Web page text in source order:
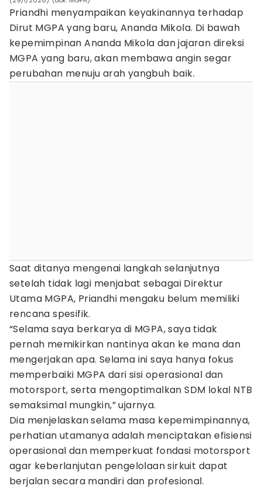
Priandhi menyampaikan keyakinannya terhadap
Dirut MGPA yang baru, Ananda Mikola. Di bawah
kepemimpinan Ananda Mikola dan jajaran direksi
MGPA yang baru, akan membawa angin segar
perubahan menuju arah yangbuh baik.
Saat ditanya mengenai langkah selanjutnya
setelah tidak lagi menjabat sebagai Direktur
Utama MGPA, Priandhi mengaku belum memiliki
rencana spesifik.
“Selama saya berkarya di MGPA, saya tidak
pernah memikirkan nantinya akan ke mana dan
mengerjakan apa. Selama ini saya hanya fokus
memperbaiki MGPA dari sisi operasional dan
motorsport, serta mengoptimalkan SDM lokal NTB
semaksimal mungkin,” ujarnya.
Dia menjelaskan selama masa kepemimpinannya,
perhatian utamanya adalah menciptakan efisiensi
operasional dan memperkuat fondasi motorsport
agar keberlanjutan pengelolaan sirkuit dapat
berjalan secara mandiri dan profesional.